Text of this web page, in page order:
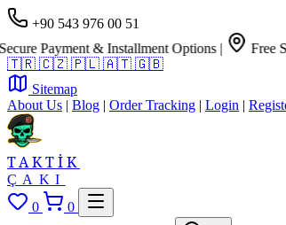
+90 543 976 00 51
Payment & Installment Options |
Free
🇹🇷 🇨🇿 🇵🇱 🇦🇹 🇬🇧
Sitemap
About Us | Blog | Order Tracking | Login |
TAKTİK
ÇAKI
0
0